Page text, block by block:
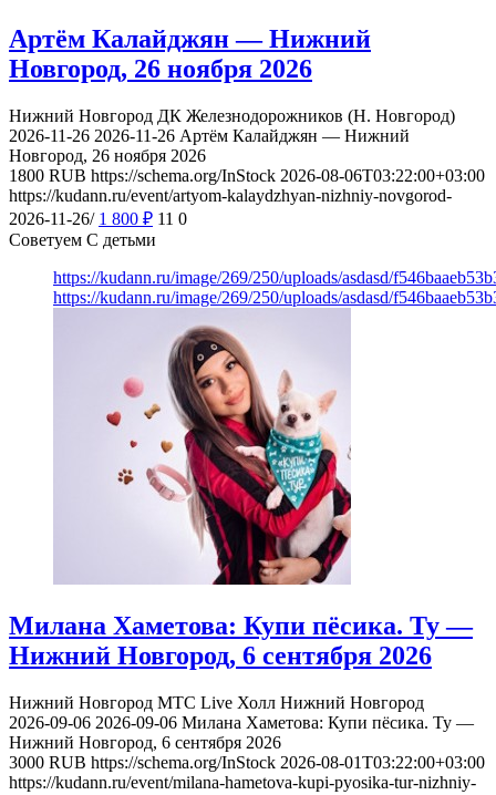
Артём Калайджян — Нижний
Новгород, 26 ноября 2026
Нижний Новгород ДК Железнодорожников (Н. Новгород)
2026-11-26 2026-11-26 Артём Калайджян — Нижний
Новгород, 26 ноября 2026
1800 RUB https://schema.org/InStock 2026-08-06T03:22:00+03:00
https://kudann.ru/event/artyom-kalaydzhyan-nizhniy-novgorod-
2026-11-26/ 1 800 ₽ 11 0
Советуем С детьми
https://kudann.ru/image/269/250/uploads/asdasd/
https://kudann.ru/image/269/250/uploads/asdasd/
Милана Хаметова: Купи пёсика. Ту —
Нижний Новгород, 6 сентября 2026
Нижний Новгород МТС Live Холл Нижний Новгород
2026-09-06 2026-09-06 Милана Хаметова: Купи пёсика. Ту —
Нижний Новгород, 6 сентября 2026
3000 RUB https://schema.org/InStock 2026-08-01T03:22:00+03:00
https://kudann.ru/event/milana-hametova-kupi-pyosika-tur-nizhniy-